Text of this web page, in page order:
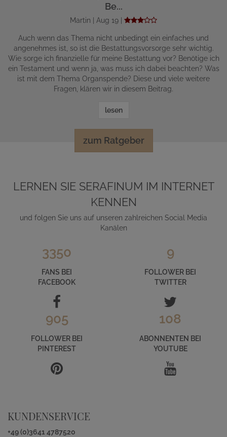
Be...
Martin | Aug 19 |
Auch wenn das Thema nicht unbedingt ein einfaches und
angenehmes ist, so ist die Bestattungsvorsorge sehr wichtig.
Wie sorge ich finanzielle für meine Bestattung vor? Benötige ich
ein Testament und wenn ja, was muss ich dabei beachten? Was
ist mit dem Thema Organspende? Diese und viele weitere
Fragen, klären wir in diesem Beitrag.
lesen
zum Ratgeber
LERNEN SIE SERAFINUM IM INTERNET
KENNEN
und folgen Sie uns auf unseren zahlreichen Social Media
Kanälen
3350
FANS BEI
FACEBOOK
9
FOLLOWER BEI
TWITTER
905
FOLLOWER BEI
PINTEREST
108
ABONNENTEN BEI
YOUTUBE
KUNDENSERVICE
+49 (0)3641 4787520